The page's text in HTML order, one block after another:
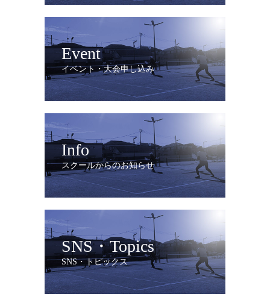
Event
イベント・大会申し込み
Info
スクールからのお知らせ
SNS・Topics
SNS・トピックス